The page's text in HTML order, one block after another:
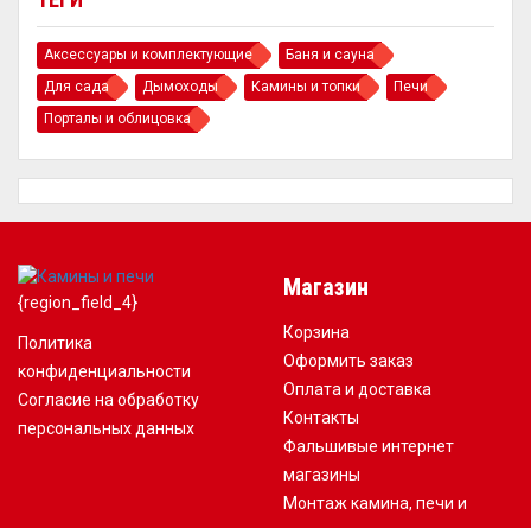
Аксессуары и комплектующие
Баня и сауна
Для сада
Дымоходы Камины и топки
Печи
Порталы и облицовка
{region_field_4}
Политика
конфиденциальности
Согласие на обработку
персональных данных
Магазин
Корзина
Оформить заказ
Оплата и доставка
Контакты
Фальшивые интернет
магазины
Монтаж камина, печи и